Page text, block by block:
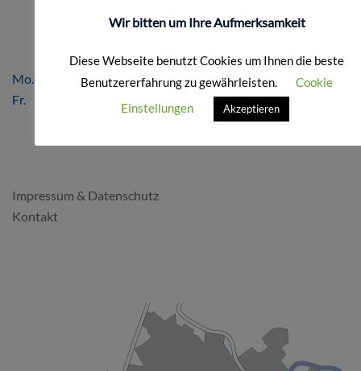
ÖFFNUNGSZEITEN
Mo.-Do. 8.00 – 17.00 Uhr
Fr. 8.00 – 16.00 Uhr
Impressum & Datenschutz
Kontakt
Wir bitten um Ihre Aufmerksamkeit
Diese Webseite benutzt Cookies um Ihnen die beste
Benutzererfahrung zu gewährleisten.
Cookie
Einstellungen
Akzeptieren